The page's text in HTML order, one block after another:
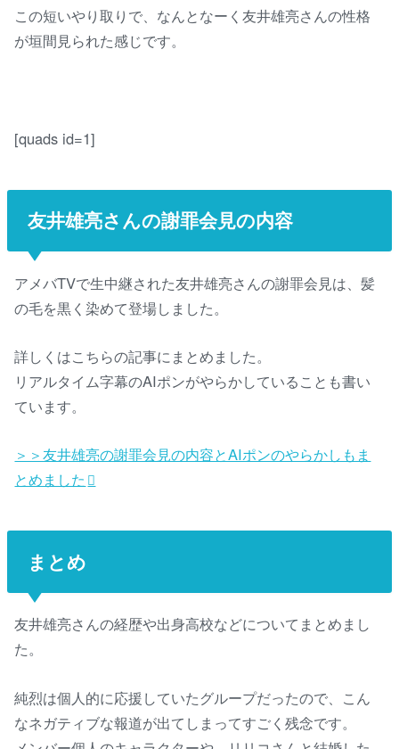
この短いやり取りで、なんとなーく友井雄亮さんの性格
が垣間見られた感じです。
[quads id=1]
友井雄亮さんの謝罪会見の内容
アメバTVで生中継された友井雄亮さんの謝罪会見は、髪
の毛を黒く染めて登場しました。
詳しくはこちらの記事にまとめました。
リアルタイム字幕のAIポンがやらかしていることも書い
ています。
＞＞友井雄亮の謝罪会見の内容とAIポンのやらかしもま
とめました
まとめ
友井雄亮さんの経歴や出身高校などについてまとめまし
た。
純烈は個人的に応援していたグループだったので、こん
なネガティブな報道が出てしまってすごく残念です。